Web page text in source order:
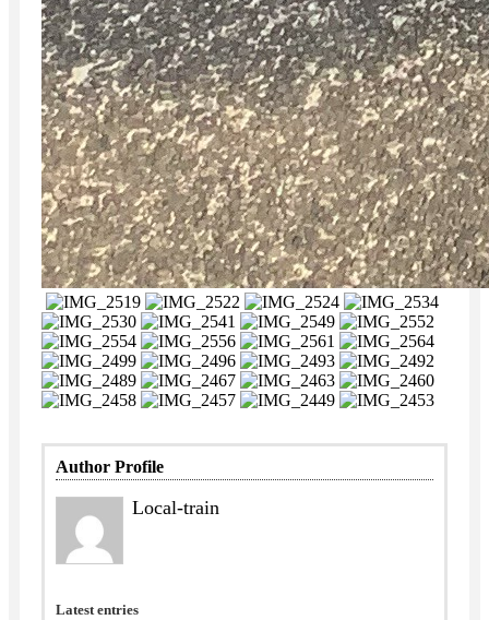
Author Profile
Local-train
Latest entries